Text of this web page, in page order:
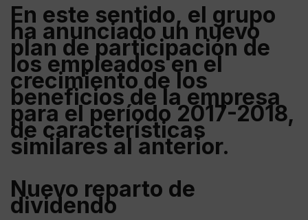
En este sentido, el grupo
ha anunciado un nuevo
plan de participación de
los empleados en el
crecimiento de los
beneficios de la empresa
para el período 2017-2018,
de características
similares al anterior.
Nuevo reparto de
dividendo